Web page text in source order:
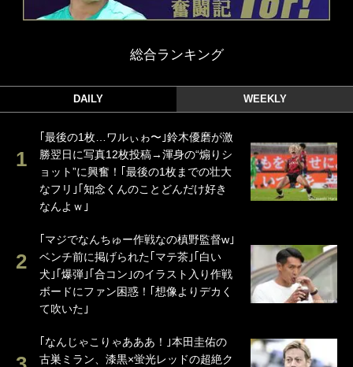
総合ランキング
DAILY WEEKLY
｢最後の1枚…ワルぃゎ〜｣鈴木優磨が激
勝翌日に写真12枚投稿→渾身の“煽りシ
ョット”に興奮！｢最後の1枚までの壮大
なフリ｣｢知念くんのことどんだけ好き
なんよｗ｣
｢マジでなんちゅー作戦なの槙野監督w｣
ベンチ前に掲げられた｢マテ茶｣｢白い
犬｣｢爆弾｣｢合コン｣のイラスト入り作戦
ボードにファン困惑！｢想像よりデカく
て吹いた｣
｢なんじゃこりゃあああ！｣本田圭佑の
古巣ミラン、漆黒×蛍光レッドの超絶ク